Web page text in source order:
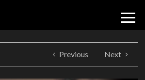
Previous Next